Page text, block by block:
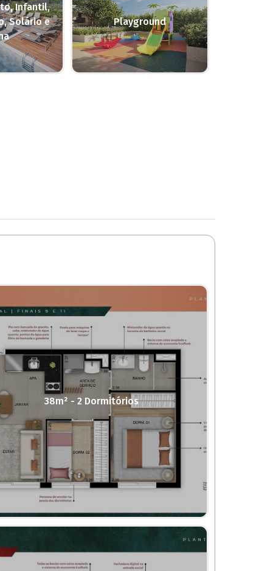
Infantil,
Solário e
Playground
38m² - 2 Dormitórios